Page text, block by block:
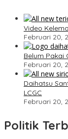
Video
Februari 20,
Belum Pakai
Februari 20,
Daihatsu
LCGC
Februari 20,
Politik